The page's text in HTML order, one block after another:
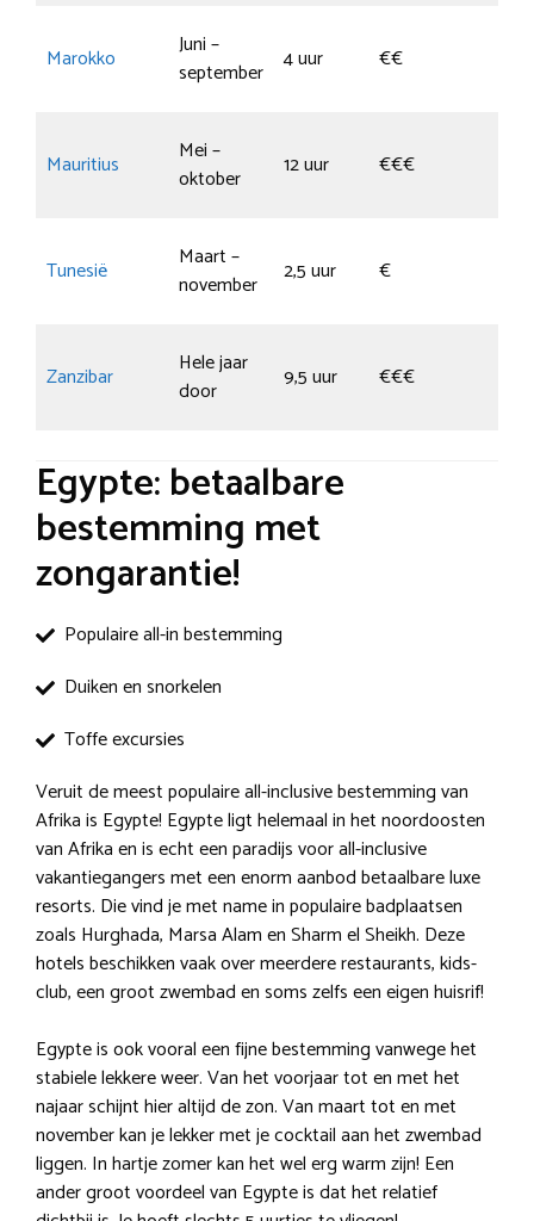
Marokko
Juni –
september
4 uur €€
Mauritius
Mei –
oktober
12 uur €€€
Tunesië
Maart –
november
2,5 uur €
Zanzibar
Hele jaar
door
9,5 uur €€€
Egypte: betaalbare
bestemming met
zongarantie!
Populaire all-in bestemming
Duiken en snorkelen
Toffe excursies
Veruit de meest populaire all-inclusive bestemming van
Afrika is Egypte! Egypte ligt helemaal in het noordoosten
van Afrika en is echt een paradijs voor all-inclusive
vakantiegangers met een enorm aanbod betaalbare luxe
resorts. Die vind je met name in populaire badplaatsen
zoals Hurghada, Marsa Alam en Sharm el Sheikh. Deze
hotels beschikken vaak over meerdere restaurants, kids-
club, een groot zwembad en soms zelfs een eigen huisrif!
Egypte is ook vooral een fijne bestemming vanwege het
stabiele lekkere weer. Van het voorjaar tot en met het
najaar schijnt hier altijd de zon. Van maart tot en met
november kan je lekker met je cocktail aan het zwembad
liggen. In hartje zomer kan het wel erg warm zijn! Een
ander groot voordeel van Egypte is dat het relatief